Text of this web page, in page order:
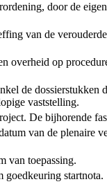
door de
van de
overheid op
de
vaststelling.
De bijhorende
van de plenaire
van toepassing.
goedkeuring startnota.